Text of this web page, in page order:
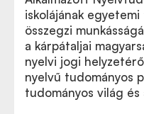
iskolájának
összegzi
a kárpátaljai
nyelvi jogi
nyelvű tudományos
tudományos világ és